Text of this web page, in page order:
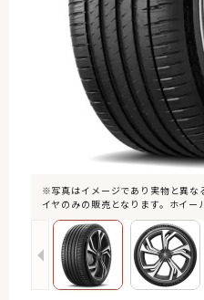
※写真はイメージであり実物と異
イヤのみの販売となります。ホイー